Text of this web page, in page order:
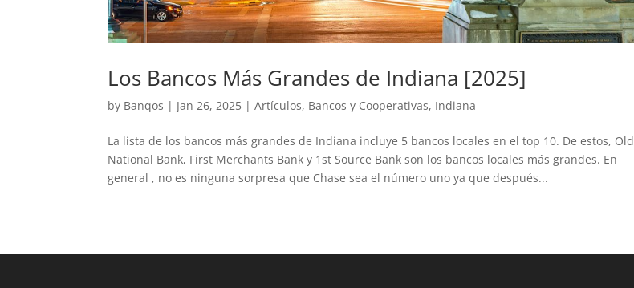
Los Bancos Más Grandes de Indiana [2025]
by Banqos | Jan 26, 2025 |Artículos, Bancos y Cooperativas, Indiana
La lista de los bancos más grandes de Indiana incluye 5 bancos locales en el top 10. De estos, Old
National Bank, First Merchants Bank y 1st Source Bank son los bancos locales más grandes. En
general , no es ninguna sorpresa que Chase sea el número uno ya que después...